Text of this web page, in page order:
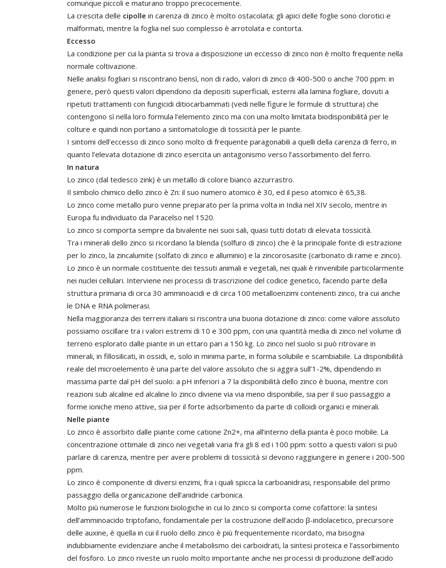
comunque piccoli e maturano troppo precocemente.
La crescita delle cipolle in carenza di zinco è molto ostacolata; gli apici delle foglie sono clorotici e
malformati, mentre la foglia nel suo complesso è arrotolata e contorta.
Eccesso
La condizione per cui la pianta si trova a disposizione un eccesso di zinco non è molto frequente nella
normale coltivazione.
Nelle analisi fogliari si riscontrano bensì, non di rado, valori di zinco di 400-500 o anche 700 ppm: in
genere, però questi valori dipendono da depositi superficiali, esterni alla lamina fogliare, dovuti a
ripetuti trattamenti con fungicidi ditiocarbammati (vedi nelle figure le formule di struttura) che
contengono sì nella loro formula l’elemento zinco ma con una molto limitata biodisponibilità per le
colture e quindi non portano a sintomatologie di tossicità per le piante.
I sintomi dell’eccesso di zinco sono molto di frequente paragonabili a quelli della carenza di ferro, in
quanto l’elevata dotazione di zinco esercita un antagonismo verso l’assorbimento del ferro.
In natura
Lo zinco (dal tedesco zink) è un metallo di colore bianco azzurrastro.
Il simbolo chimico dello zinco è Zn: il suo numero atomico è 30, ed il peso atomico è 65,38.
Lo zinco come metallo puro venne preparato per la prima volta in India nel XIV secolo, mentre in
Europa fu individuato da Paracelso nel 1520.
Lo zinco si comporta sempre da bivalente nei suoi sali, quasi tutti dotati di elevata tossicità.
Tra i minerali dello zinco si ricordano la blenda (solfuro di zinco) che è la principale fonte di estrazione
per lo zinco, la zincalumite (solfato di zinco e alluminio) e la zincorosasite (carbonato di rame e zinco).
Lo zinco è un normale costituente dei tessuti animali e vegetali, nei quali è rinvenibile particolarmente
nei nuclei cellulari. Interviene nei processi di trascrizione del codice genetico, facendo parte della
struttura primaria di circa 30 amminoacidi e di circa 100 metalloenzimi contenenti zinco, tra cui anche
le DNA e RNA polimerasi.
Nella maggioranza dei terreni italiani si riscontra una buona dotazione di zinco: come valore assoluto
possiamo oscillare tra i valori estremi di 10 e 300 ppm, con una quantità media di zinco nel volume di
terreno esplorato dalle piante in un ettaro pari a 150 kg. Lo zinco nel suolo si può ritrovare in
minerali, in fillosilicati, in ossidi, e, solo in minima parte, in forma solubile e scambiabile. La disponibilità
reale del microelemento è una parte del valore assoluto che si aggira sull’1-2%, dipendendo in
massima parte dal pH del suolo: a pH inferiori a 7 la disponibilità dello zinco è buona, mentre con
reazioni sub alcaline ed alcaline lo zinco diviene via via meno disponibile, sia per il suo passaggio a
forme ioniche meno attive, sia per il forte adsorbimento da parte di colloidi organici e minerali.
Nelle piante
Lo zinco è assorbito dalle piante come catione Zn2+, ma all’interno della pianta è poco mobile. La
concentrazione ottimale di zinco nei vegetali varia fra gli 8 ed i 100 ppm: sotto a questi valori si può
parlare di carenza, mentre per avere problemi di tossicità si devono raggiungere in genere i 200-500
ppm.
Lo zinco è componente di diversi enzimi, fra i quali spicca la carboanidrasi, responsabile del primo
passaggio della organicazione dell’anidride carbonica.
Molto più numerose le funzioni biologiche in cui lo zinco si comporta come cofattore: la sintesi
dell’amminoacido triptofano, fondamentale per la costruzione dell’acido β-indolacetico, precursore
delle auxine, è quella in cui il ruolo dello zinco è più frequentemente ricordato, ma bisogna
indubbiamente evidenziare anche il metabolismo dei carboidrati, la sintesi proteica e l’assorbimento
del fosforo. Lo zinco riveste un ruolo molto importante anche nei processi di produzione dell’acido